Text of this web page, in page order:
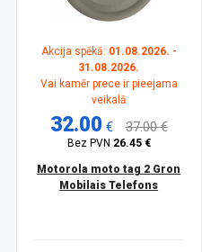
Akcija spēkā: 01.08.2026. -
31.08.2026.
Vai kamēr prece ir pieejama
veikalā
32.00 € 37.00 €
Bez PVN 26.45 €
Motorola moto tag 2 Gron
Mobilais Telefons